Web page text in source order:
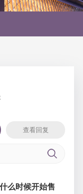
查看回复
么时候开始售